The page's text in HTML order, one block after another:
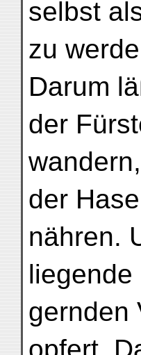
selbst
zu
Darum
der
der
nähren.
gernden